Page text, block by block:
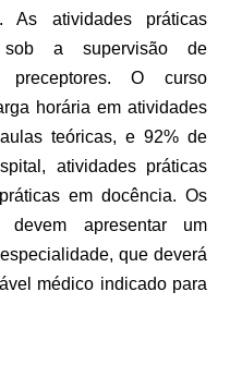
As atividades práticas
sob a supervisão de
preceptores. O curso
horária em atividades
teóricas, e 92% de
atividades práticas
em docência. Os
devem apresentar um
que deverá
médico indicado para